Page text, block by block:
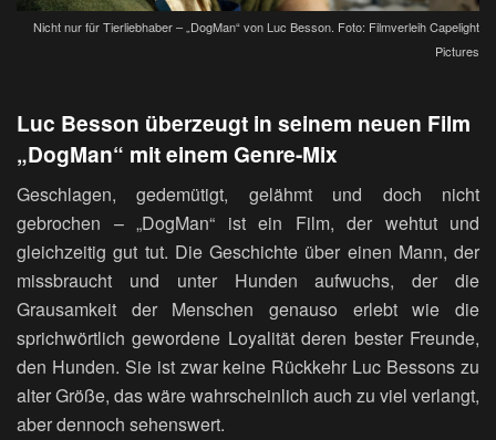
Nicht nur für Tierliebhaber – „DogMan“ von Luc Besson. Foto: Filmverleih Capelight
Pictures
Luc Besson überzeugt in seinem neuen Film
„DogMan“ mit einem Genre-Mix
Geschlagen, gedemütigt, gelähmt und doch nicht
gebrochen – „DogMan“ ist ein Film, der wehtut und
gleichzeitig gut tut. Die Geschichte über einen Mann, der
missbraucht und unter Hunden aufwuchs, der die
Grausamkeit der Menschen genauso erlebt wie die
sprichwörtlich gewordene Loyalität deren bester Freunde,
den Hunden. Sie ist zwar keine Rückkehr Luc Bessons zu
alter Größe, das wäre wahrscheinlich auch zu viel verlangt,
aber dennoch sehenswert.